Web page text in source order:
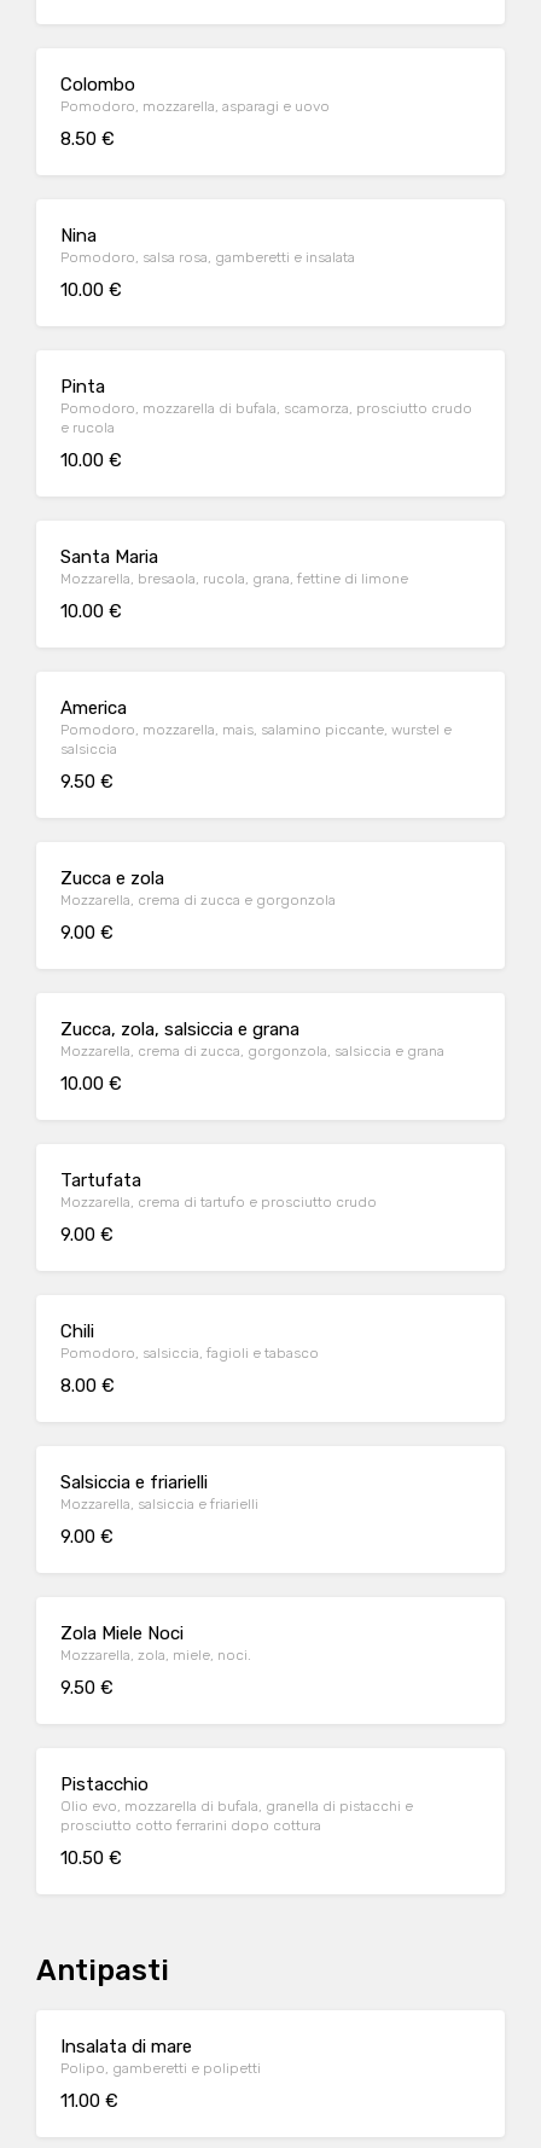
Colombo
Pomodoro, mozzarella, asparagi e uovo
8.50 €
Nina
Pomodoro, salsa rosa, gamberetti e insalata
10.00 €
Pinta
Pomodoro, mozzarella di bufala, scamorza, prosciutto crudo
e rucola
10.00 €
Santa Maria
Mozzarella, bresaola, rucola, grana, fettine di limone
10.00 €
America
Pomodoro, mozzarella, mais, salamino piccante, wurstel e
salsiccia
9.50 €
Zucca e zola
Mozzarella, crema di zucca e gorgonzola
9.00 €
Zucca, zola, salsiccia e grana
Mozzarella, crema di zucca, gorgonzola, salsiccia e grana
10.00 €
Tartufata
Mozzarella, crema di tartufo e prosciutto crudo
9.00 €
Chili
Pomodoro, salsiccia, fagioli e tabasco
8.00 €
Salsiccia e friarielli
Mozzarella, salsiccia e friarielli
9.00 €
Zola Miele Noci
Mozzarella, zola, miele, noci.
9.50 €
Pistacchio
Olio evo, mozzarella di bufala, granella di pistacchi e
prosciutto cotto ferrarini dopo cottura
10.50 €
Antipasti
Insalata di mare
Polipo, gamberetti e polipetti
11.00 €